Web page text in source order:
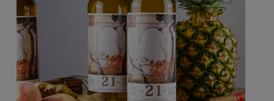
VIEW POST